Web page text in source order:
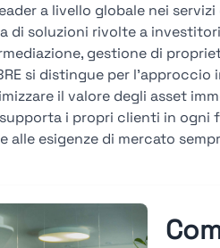
a livello globale nei
di soluzioni rivolte a
gestione di
si distingue per
il valore degli asset
i propri clienti in
alle esigenze di mercato